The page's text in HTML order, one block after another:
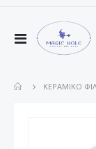
Εναλλαγή
Πλοήγησης
ΚΕΡΑΜΙΚΌ